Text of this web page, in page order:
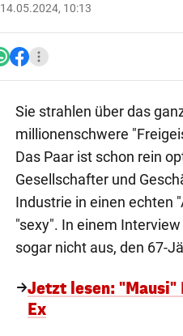
14.05.2024, 10:13
Sie strahlen über das
millionenschwere
Das Paar ist schon rein
Gesellschafter und
Industrie in einen echten
"sexy". In einem
sogar nicht aus, den 67-
Jetzt lesen: "Mausi"
Ex